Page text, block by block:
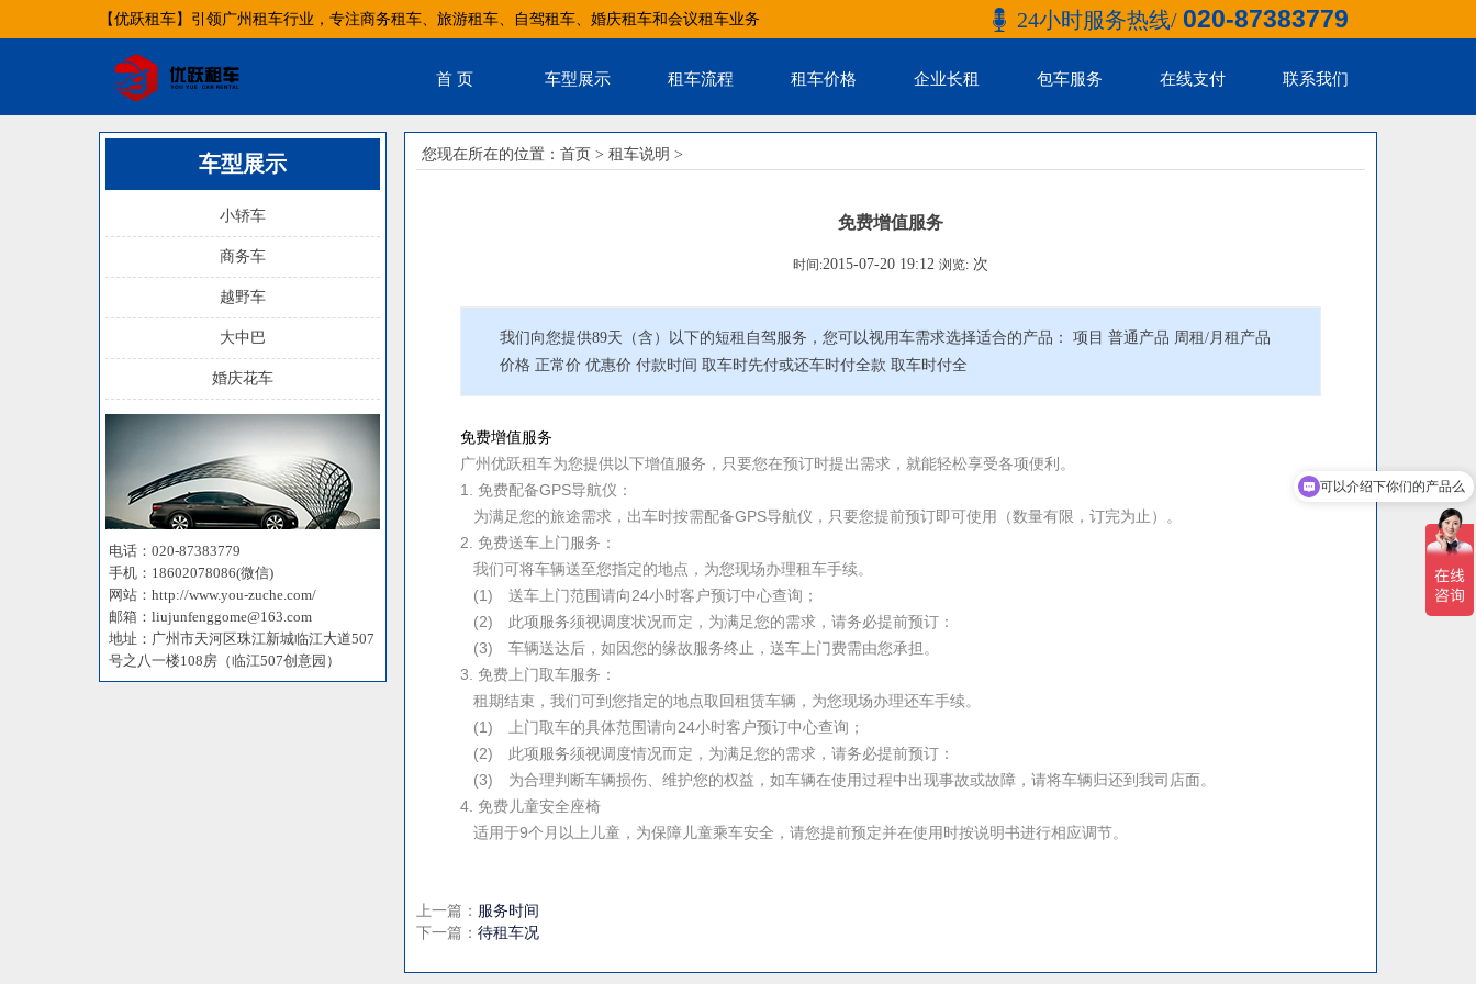
【优跃租车】引领广州租车行业，专注商务租车、旅游租车、自驾租车、婚庆租车和会议租车业务 24小时服务热线/ 020-87383779
首 页 车型展示 租车流程 租车价格 企业长租 包车服务 在线支付 联系我们
车型展示
小轿车
商务车
越野车
大中巴
婚庆花车
电话：020-87383779
手机：18602078086(微信)
网站：http://www.you-zuche.com/
邮箱：liujunfenggome@163.com
地址：广州市天河区珠江新城临江大道507
号之八一楼108房（临江507创意园）
您现在所在的位置： 首页 > 租车说明 >
免费增值服务
时间:2015-07-20 19:12 浏览: 次
我们向您提供89天（含）以下的短租自驾服务，您可以视用车需求选择适合的产品： 项目 普通产品 周租/月租产品
价格 正常价 优惠价 付款时间 取车时先付或还车时付全款 取车时付全
免费增值服务
广州优跃租车为您提供以下增值服务，只要您在预订时提出需求，就能轻松享受各项便利。
1. 免费配备GPS导航仪：
为满足您的旅途需求，出车时按需配备GPS导航仪，只要您提前预订即可使用（数量有限，订完为止）。
2. 免费送车上门服务：
我们可将车辆送至您指定的地点，为您现场办理租车手续。
(1) 送车上门范围请向24小时客户预订中心查询；
(2) 此项服务须视调度状况而定，为满足您的需求，请务必提前预订：
(3) 车辆送达后，如因您的缘故服务终止，送车上门费需由您承担。
3. 免费上门取车服务：
租期结束，我们可到您指定的地点取回租赁车辆，为您现场办理还车手续。
(1) 上门取车的具体范围请向24小时客户预订中心查询；
(2) 此项服务须视调度情况而定，为满足您的需求，请务必提前预订：
(3) 为合理判断车辆损伤、维护您的权益，如车辆在使用过程中出现事故或故障，请将车辆归还到我司店面。
4. 免费儿童安全座椅
适用于9个月以上儿童，为保障儿童乘车安全，请您提前预定并在使用时按说明书进行相应调节。
上一篇： 服务时间
下一篇： 待租车况
可以介绍下你们的产品么